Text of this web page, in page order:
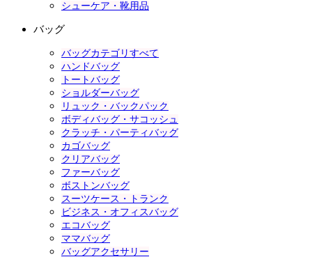
シューケア・靴用品
バッグ
バッグカテゴリすべて
ハンドバッグ
トートバッグ
ショルダーバッグ
リュック・バックパック
ボディバッグ・サコッシュ
クラッチ・パーティバッグ
カゴバッグ
クリアバッグ
ファーバッグ
ボストンバッグ
スーツケース・トランク
ビジネス・オフィスバッグ
エコバッグ
ママバッグ
バッグアクセサリー